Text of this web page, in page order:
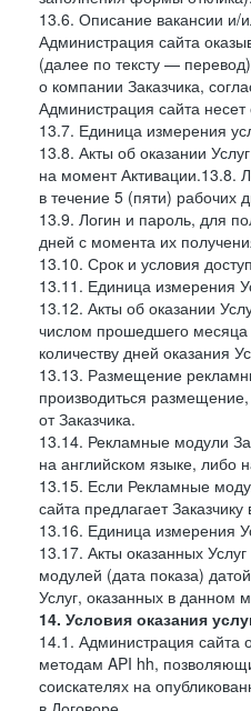
13.6. Описание вакансии и/
Администрация сайта
(далее по тексту —
о компании Заказчика,
Администрация сайта несет
13.7. Единица измерения
13.8. Акты об оказании
на момент Активации.13.8.
в течение 5 (пяти) рабочих
13.9. Логин и пароль, для
дней с момента их
13.10. Срок и условия
13.11. Единица измерения
13.12. Акты об оказании
числом прошедшего месяца
количеству дней оказания
13.13. Размещение
производиться
от Заказчика.
13.14. Рекламные модули
на английском языке, либо
13.15. Если Рекламные
сайта предлагает
13.16. Единица измерения
13.17. Акты оказанных
модулей (дата показа)
Услуг, оказанных в данном
14. Условия оказания
14.1. Администрация сайта
методам API hh,
соискателях на